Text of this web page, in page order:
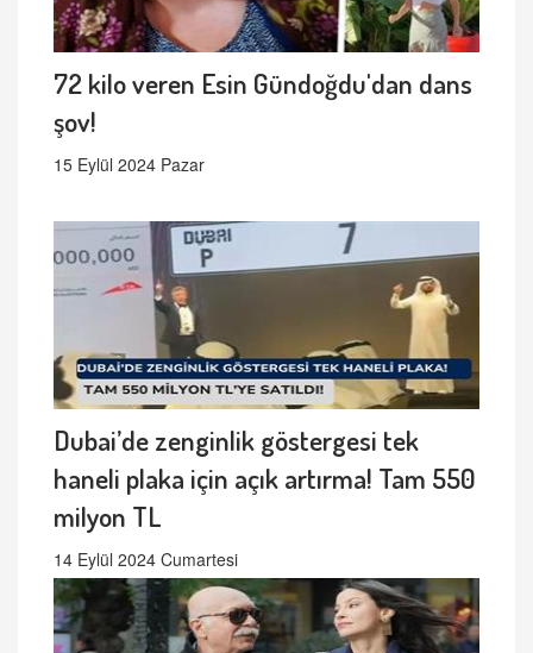
72 kilo veren Esin Gündoğdu'dan dans
şov!
15 Eylül 2024 Pazar
Dubai’de zenginlik göstergesi tek
haneli plaka için açık artırma! Tam 550
milyon TL
14 Eylül 2024 Cumartesi